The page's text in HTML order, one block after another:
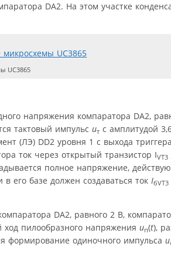
DA2. На этом участке
UC3865
напряжения компаратора DA2,
тактовый импульс uт с амплитудой
(ЛЭ) DD2 уровня 1 с выхода
ток через открытый транзистор IVT3
полное напряжение,
его базе должен создаваться ток IбVT3
DA2, равного 2 В,
ход пилообразного напряжения uп(t),
формирование одиночного импульса u